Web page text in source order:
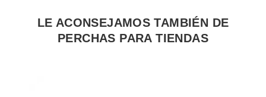
LE ACONSEJAMOS TAMBIÉN DE
PERCHAS PARA TIENDAS